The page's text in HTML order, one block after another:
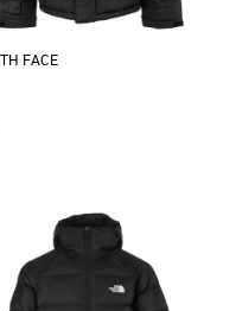
FACE
véritable icône The North Face,
à isolation synthétique légère